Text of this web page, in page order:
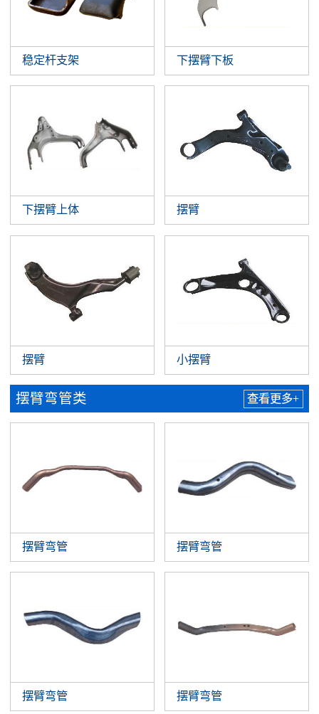
稳定杆支架 下摆臂下板
下摆臂上体 摆臂
摆臂 小摆臂
摆臂弯管类 查看更多+
摆臂弯管 摆臂弯管
摆臂弯管 摆臂弯管